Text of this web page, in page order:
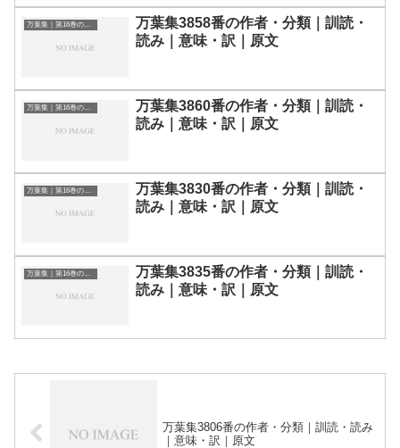
万葉集｜第16巻の和歌一覧
万葉集3858番の作者・分類｜訓読・
読み｜意味・訳｜原文
万葉集｜第16巻の和歌一覧
万葉集3860番の作者・分類｜訓読・
読み｜意味・訳｜原文
万葉集｜第16巻の和歌一覧
万葉集3830番の作者・分類｜訓読・
読み｜意味・訳｜原文
万葉集｜第16巻の和歌一覧
万葉集3835番の作者・分類｜訓読・
読み｜意味・訳｜原文
万葉集3806番の作者・分類｜訓読・読み
｜意味・訳｜原文